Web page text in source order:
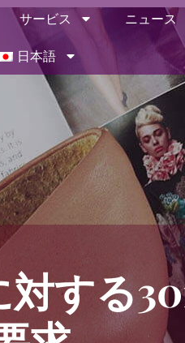
サービス ニュース
日本語
する